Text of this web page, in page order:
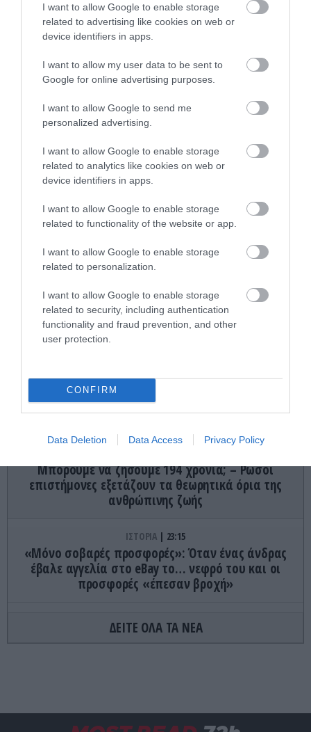
I want to allow Google to enable storage
related to advertising like cookies on web or
device identifiers in apps.
I want to allow my user data to be sent to
Google for online advertising purposes.
I want to allow Google to send me
personalized advertising.
I want to allow Google to enable storage
related to analytics like cookies on web or
device identifiers in apps.
I want to allow Google to enable storage
related to functionality of the website or app.
I want to allow Google to enable storage
related to personalization.
I want to allow Google to enable storage
related to security, including authentication
functionality and fraud prevention, and other
user protection.
CONFIRM
Data Deletion Data Access Privacy Policy
Ο Μ.Ρούμπιο έθεσε σε εφαρμογή νέα οδηγία:
«Όποιος ζητά βίζα στις ΗΠΑ θα δείχνει τα social
media – Τίποτα κρυφό»
GOOD LIFE 23:45
Ειδικός εξηγεί: Έτσι οι ηθοποιοί «φρενάρουν» τον
οργασμό και την στύση κατά τη διάρκεια
ερωτικών σκηνών
ΕΣΩΤΕΡΙΚΗ ΑΣΦΑΛΕΙΑ 23:44
Στην ΓΑΔΑ από το Λονδίνο συνοδεία αστυνομικών
η 46χρονη κατηγορούμενη για την Marfin
ΕΣΩΤΕΡΙΚΗ ΑΣΦΑΛΕΙΑ
Διατάχθηκε ΕΔΕ για τους αστυνομικούς που
εμπλέκονται στην υπόθεση της 75χρονης στα
ΔΙΕΘΝΗΣ ΑΣΦΑΛΕΙΑ 23:32
Διοικητής συριακής μεραρχίας αναλαμβάνει
Τούρκος – Άγκυρα: «Απειλές κατά της Συρίας είναι
ΜΥΣΤΙΚΙΣΜΟΣ
Οι άνθρωποι που είπαν ότι είδαν τον Παράδεισο
Μπορούμε να ζήσουμε 194 χρόνια; – Ρώσοι
επιστήμονες εξετάζουν τα θεωρητικά όρια της
ανθρώπινης ζωής
ΙΣΤΟΡΙΑ 23:15
«Μόνο σοβαρές προσφορές»: Όταν ένας άνδρας
έβαλε αγγελία στο eBay το… νεφρό του και οι
προσφορές «έπεσαν βροχή»
ΚΟΣΜΟΣ 23:11
Τα 600 στρέμματα κληρονομιάς πίσω από το
ΔΕΙΤΕ ΟΛΑ ΤΑ ΝΕΑ